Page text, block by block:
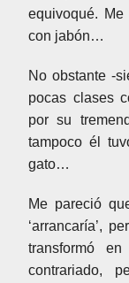
equivoqué.
con jabón…
No obstante -
pocas clases
por su
tampoco él
gato…
Me pareció
‘arrancaría’,
transformó
contrariado,